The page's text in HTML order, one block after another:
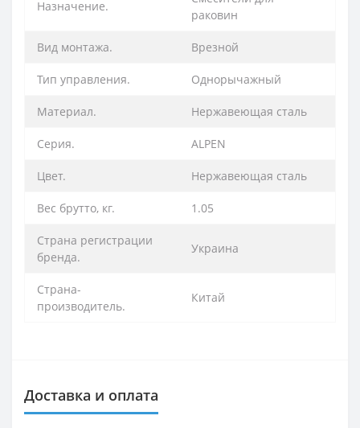
Назначение.
раковин
Вид монтажа. Врезной
Тип управления. Однорычажный
Материал. Нержавеющая сталь
Серия. ALPEN
Цвет. Нержавеющая сталь
Вес брутто, кг. 1.05
Страна регистрации
бренда.
Украина
Страна-
производитель.
Китай
Доставка и оплата